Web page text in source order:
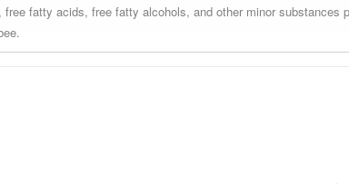
free fatty acids, free fatty alcohols, and other minor substances